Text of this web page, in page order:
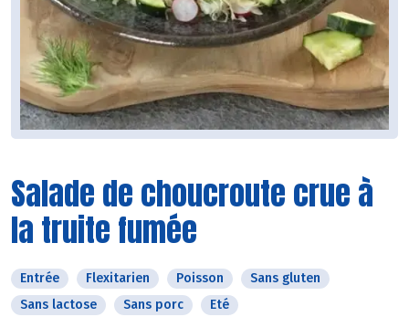
Salade de choucroute crue à
la truite fumée
Entrée Flexitarien Poisson
Sans gluten
Sans lactose
Sans porc Eté